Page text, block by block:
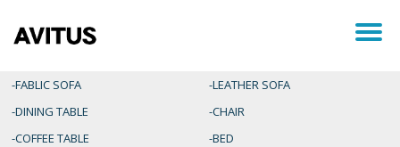
ナ
-FABLIC SOFA
-LEATHER SOFA
-DINING TABLE
-CHAIR
-COFFEE TABLE
-BED